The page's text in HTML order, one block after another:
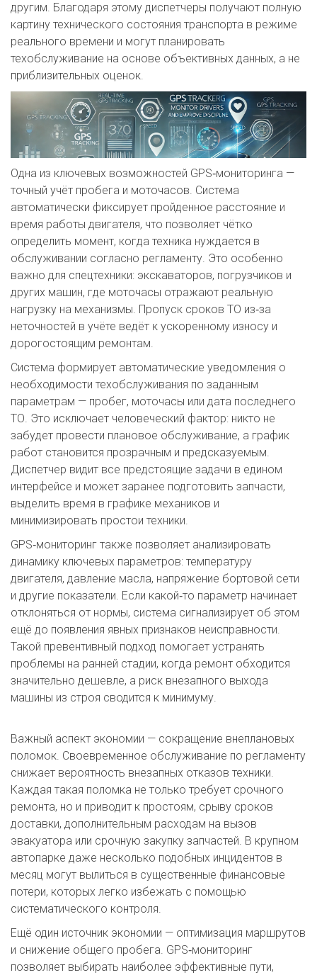
другим. Благодаря этому диспетчеры получают полную
картину технического состояния транспорта в режиме
реального времени и могут планировать
техобслуживание на основе объективных данных, а не
приблизительных оценок.
Одна из ключевых возможностей GPS‑мониторинга —
точный учёт пробега и моточасов. Система
автоматически фиксирует пройденное расстояние и
время работы двигателя, что позволяет чётко
определить момент, когда техника нуждается в
обслуживании согласно регламенту. Это особенно
важно для спецтехники: экскаваторов, погрузчиков и
других машин, где моточасы отражают реальную
нагрузку на механизмы. Пропуск сроков ТО из‑за
неточностей в учёте ведёт к ускоренному износу и
дорогостоящим ремонтам.
Система формирует автоматические уведомления о
необходимости техобслуживания по заданным
параметрам — пробег, моточасы или дата последнего
ТО. Это исключает человеческий фактор: никто не
забудет провести плановое обслуживание, а график
работ становится прозрачным и предсказуемым.
Диспетчер видит все предстоящие задачи в едином
интерфейсе и может заранее подготовить запчасти,
выделить время в графике механиков и
минимизировать простои техники.
GPS‑мониторинг также позволяет анализировать
динамику ключевых параметров: температуру
двигателя, давление масла, напряжение бортовой сети
и другие показатели. Если какой‑то параметр начинает
отклоняться от нормы, система сигнализирует об этом
ещё до появления явных признаков неисправности.
Такой превентивный подход помогает устранять
проблемы на ранней стадии, когда ремонт обходится
значительно дешевле, а риск внезапного выхода
машины из строя сводится к минимуму.
Важный аспект экономии — сокращение внеплановых
поломок. Своевременное обслуживание по регламенту
снижает вероятность внезапных отказов техники.
Каждая такая поломка не только требует срочного
ремонта, но и приводит к простоям, срыву сроков
доставки, дополнительным расходам на вызов
эвакуатора или срочную закупку запчастей. В крупном
автопарке даже несколько подобных инцидентов в
месяц могут вылиться в существенные финансовые
потери, которых легко избежать с помощью
систематического контроля.
Ещё один источник экономии — оптимизация маршрутов
и снижение общего пробега. GPS‑мониторинг
позволяет выбирать наиболее эффективные пути,